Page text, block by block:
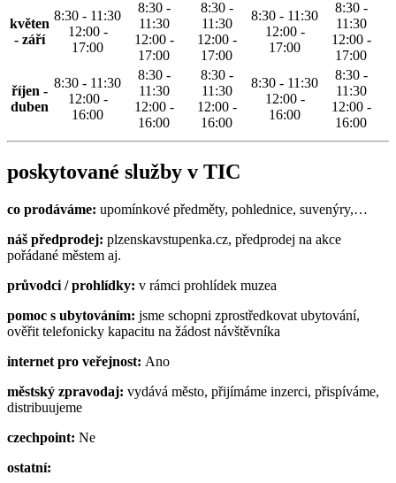
květen
- září
8:30 - 11:30
12:00 -
17:00
8:30 -
11:30
12:00 -
17:00
8:30 -
11:30
12:00 -
17:00
8:30 - 11:30
12:00 -
17:00
8:30 -
11:30
12:00 -
17:00
říjen -
duben
8:30 - 11:30
12:00 -
16:00
8:30 -
11:30
12:00 -
16:00
8:30 -
11:30
12:00 -
16:00
8:30 - 11:30
12:00 -
16:00
8:30 -
11:30
12:00 -
16:00
poskytované služby v TIC
co prodáváme: upomínkové předměty, pohlednice, suvenýry,…
náš předprodej: plzenskavstupenka.cz, předprodej na akce
pořádané městem aj.
průvodci / prohlídky: v rámci prohlídek muzea
pomoc s ubytováním: jsme schopni zprostředkovat ubytování,
ověřit telefonicky kapacitu na žádost návštěvníka
internet pro veřejnost: Ano
městský zpravodaj: vydává město, přijímáme inzerci, přispíváme,
distribuujeme
czechpoint: Ne
ostatní: